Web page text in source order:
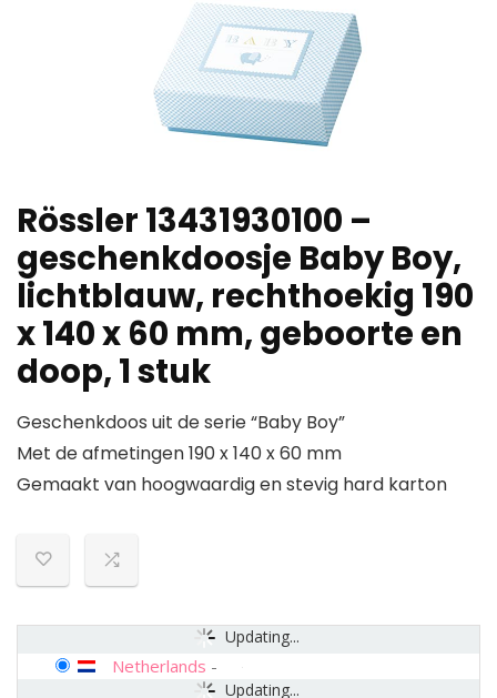
Rössler 13431930100 –
geschenkdoosje Baby Boy,
lichtblauw, rechthoekig 190
x 140 x 60 mm, geboorte en
doop, 1 stuk
Geschenkdoos uit de serie “Baby Boy”
Met de afmetingen 190 x 140 x 60 mm
Gemaakt van hoogwaardig en stevig hard karton
Updating...
Updating...
Netherlands -